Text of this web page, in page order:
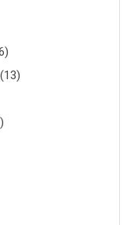
)
13)
)